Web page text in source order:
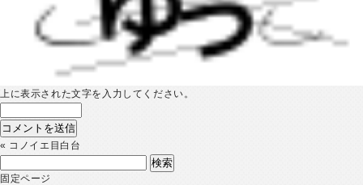
上に表示された文字を入力してください。
« コノイエ目白台
索:
固定ページ